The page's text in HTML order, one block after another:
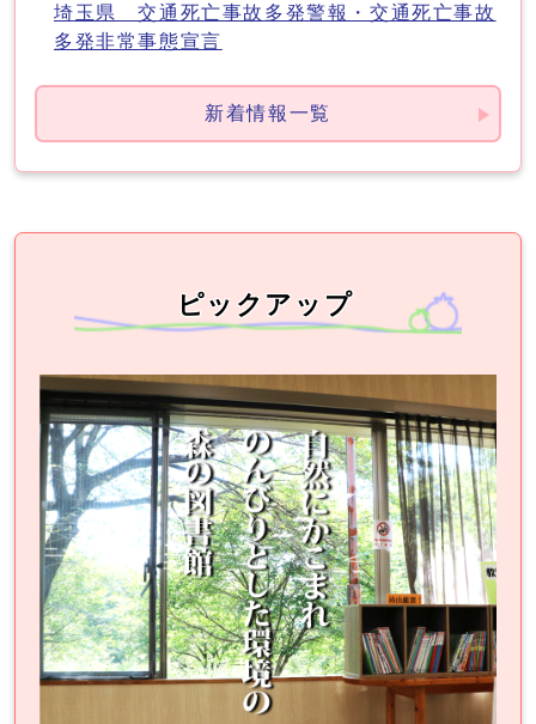
埼玉県 交通死亡事故多発警報・交通死亡事故
多発非常事態宣言
新着情報一覧
ピックアップ